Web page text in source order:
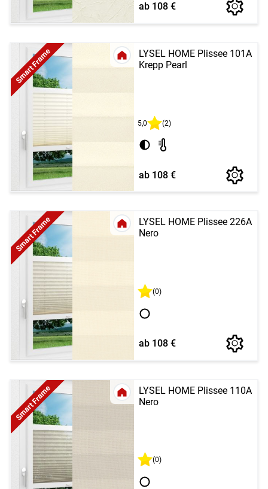
ab 108 €
LYSEL HOME Plissee 101A
Krepp Pearl
Smart Frame
5,0 (2)
ab 108 €
LYSEL HOME Plissee 226A
Nero
Smart Frame
(0)
ab 108 €
LYSEL HOME Plissee 110A
Nero
Smart Frame
(0)